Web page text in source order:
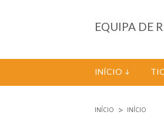
EQUIPA DE
INÍCIO
INÍCIO INÍCIO